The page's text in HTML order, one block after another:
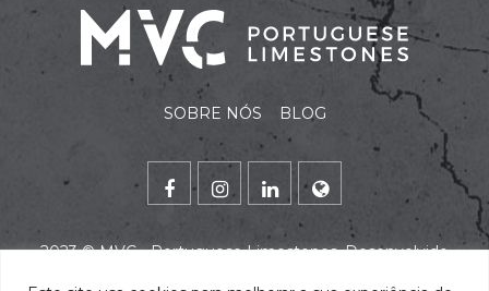
SOBRE NÓS BLOG
2023 ©MVC - Portuguese Limestones. Desenvolvido